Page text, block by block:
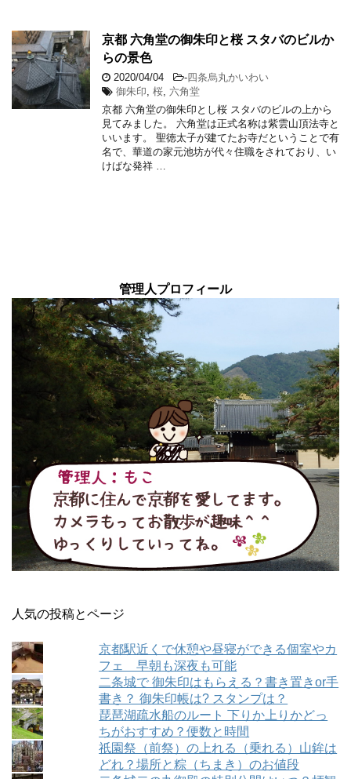
京都 六角堂の御朱印と桜 スタバのビルか
らの景色
2020/04/04 -四条烏丸かいわい
御朱印 桜 六角堂
京都 六角堂の御朱印とし桜 スタバのビルの上から
見てみました。 六角堂は正式名称は紫雲山頂法寺と
いいます。 聖徳太子が建てたお寺だということで有
名で、華道の家元池坊が代々住職をされており、い
けばな発祥 …
管理人プロフィール
人気の投稿とページ
京都駅近くで休憩や昼寝ができる個室やカ
フェ 早朝も深夜も可能
二条城で 御朱印はもらえる？書き置きor手
書き？ 御朱印帳は? スタンプは？
琵琶湖疏水船のルート 下りか上りかどっ
ちがおすすめ？便数と時間
祇園祭（前祭）の上れる（乗れる）山鉾は
どれ？場所と粽（ちまき）のお値段